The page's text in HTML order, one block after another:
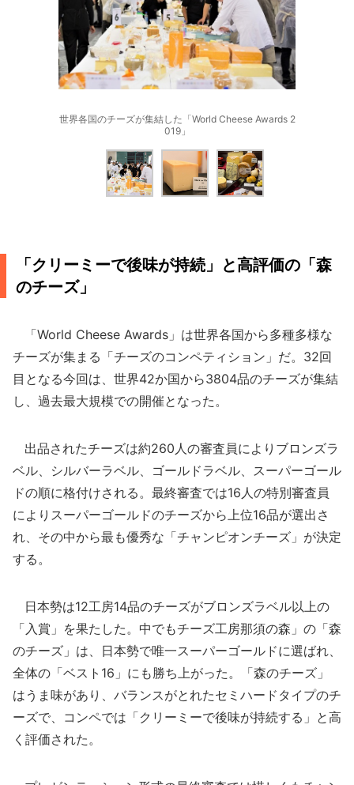
世界各国のチーズが集結した「World Cheese Awards 2
019」
「クリーミーで後味が持続」と高評価の「森
のチーズ」
「World Cheese Awards」は世界各国から多種多様な
チーズが集まる「チーズのコンペティション」だ。32回
目となる今回は、世界42か国から3804品のチーズが集結
し、過去最大規模での開催となった。
出品されたチーズは約260人の審査員によりブロンズラ
ベル、シルバーラベル、ゴールドラベル、スーパーゴール
ドの順に格付けされる。最終審査では16人の特別審査員
によりスーパーゴールドのチーズから上位16品が選出さ
れ、その中から最も優秀な「チャンピオンチーズ」が決定
する。
日本勢は12工房14品のチーズがブロンズラベル以上の
「入賞」を果たした。中でもチーズ工房那須の森」の「森
のチーズ」は、日本勢で唯一スーパーゴールドに選ばれ、
全体の「ベスト16」にも勝ち上がった。「森のチーズ」
はうま味があり、バランスがとれたセミハードタイプのチ
ーズで、コンペでは「クリーミーで後味が持続する」と高
く評価された。